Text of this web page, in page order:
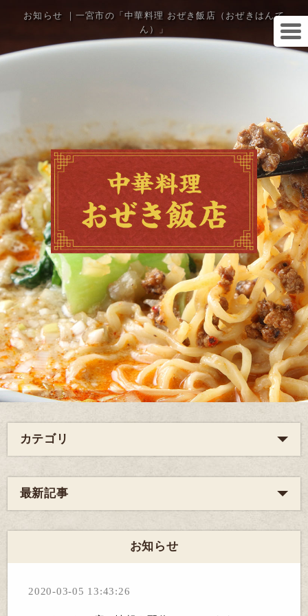
お知らせ ｜一宮市の「中華料理 おぜき飯店（おぜきはんて
ん）」
カテゴリ
最新記事
お知らせ
2020-03-05 13:43:26